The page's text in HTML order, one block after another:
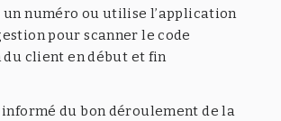
un numéro ou utilise l’application
pour scanner le code
client en début et fin
informé du bon déroulement de la